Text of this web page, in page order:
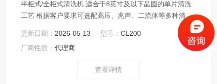
半柜式/全柜式清洗机 适合于8英寸及以下晶圆的单片清洗
工艺 根据客户要求可选配高压、兆声、二流体等多种清洗
工艺 不锈钢半柜式、柜式柜体,触摸式人机交互界面 耐腐
蚀透明观察窗,配置专业排风及排废系统 可配置清洗液、氮
气温控功能 可配置增压泵高压清洗 高精度清洗臂,可灵活
更新日期： 2026-05-13 型号：CL200
厂商性质：代理商
查看详情